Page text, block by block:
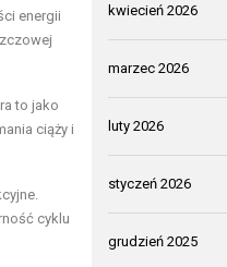
energii
to jako
ciąży i
cyklu
kwiecień 2026
marzec 2026
luty 2026
styczeń 2026
grudzień 2025